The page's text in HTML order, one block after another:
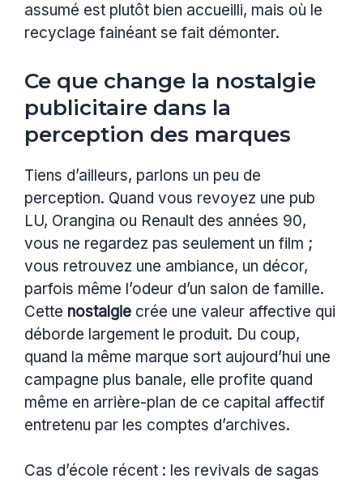
assumé est plutôt bien accueilli, mais où le
recyclage fainéant se fait démonter.
Ce que change la nostalgie
publicitaire dans la
perception des marques
Tiens d’ailleurs, parlons un peu de
perception. Quand vous revoyez une pub
LU, Orangina ou Renault des années 90,
vous ne regardez pas seulement un film ;
vous retrouvez une ambiance, un décor,
parfois même l’odeur d’un salon de famille.
Cette nostalgie crée une valeur affective qui
déborde largement le produit. Du coup,
quand la même marque sort aujourd’hui une
campagne plus banale, elle profite quand
même en arrière-plan de ce capital affectif
entretenu par les comptes d’archives.
Cas d’école récent : les revivals de sagas